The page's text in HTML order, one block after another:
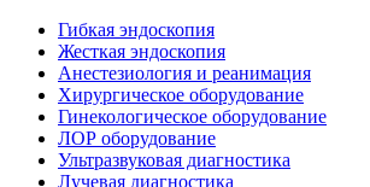
Гибкая эндоскопия
Жесткая эндоскопия
Анестезиология и реанимация
Хирургическое оборудование
Гинекологическое оборудование
ЛОР оборудование
Ультразвуковая диагностика
Лучевая диагностика